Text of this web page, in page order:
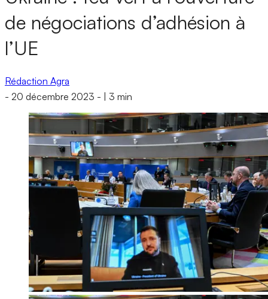
de négociations d’adhésion à
l’UE
Rédaction Agra
- 20 décembre 2023 - 3 min